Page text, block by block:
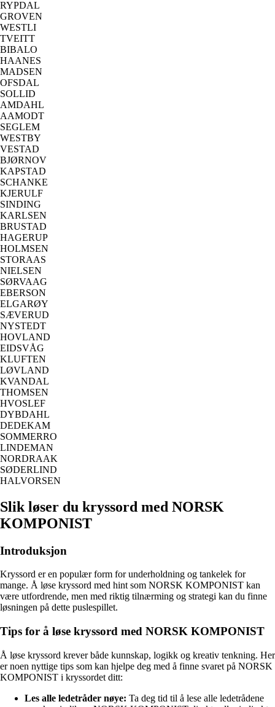
RYPDAL
GROVEN
WESTLI
TVEITT
BIBALO
HAANES
MADSEN
OFSDAL
SOLLID
AMDAHL
AAMODT
SEGLEM
WESTBY
VESTAD
BJØRNOV
KAPSTAD
SCHANKE
KJERULF
SINDING
KARLSEN
BRUSTAD
HAGERUP
HOLMSEN
STORAAS
NIELSEN
SØRVAAG
EBERSON
ELGARØY
SÆVERUD
NYSTEDT
HOVLAND
EIDSVÅG
KLUFTEN
LØVLAND
KVANDAL
THOMSEN
HVOSLEF
DYBDAHL
DEDEKAM
SOMMERRO
LINDEMAN
NORDRAAK
SØDERLIND
HALVORSEN
Slik løser du kryssord med NORSK
KOMPONIST
Introduksjon
Kryssord er en populær form for underholdning og tankelek for
mange. Å løse kryssord med hint som NORSK KOMPONIST kan
være utfordrende, men med riktig tilnærming og strategi kan du finne
løsningen på dette puslespillet.
Tips for å løse kryssord med NORSK KOMPONIST
Å løse kryssord krever både kunnskap, logikk og kreativ tenkning. Her
er noen nyttige tips som kan hjelpe deg med å finne svaret på NORSK
KOMPONIST i kryssordet ditt:
Les alle ledetråder nøye: Ta deg tid til å lese alle ledetrådene